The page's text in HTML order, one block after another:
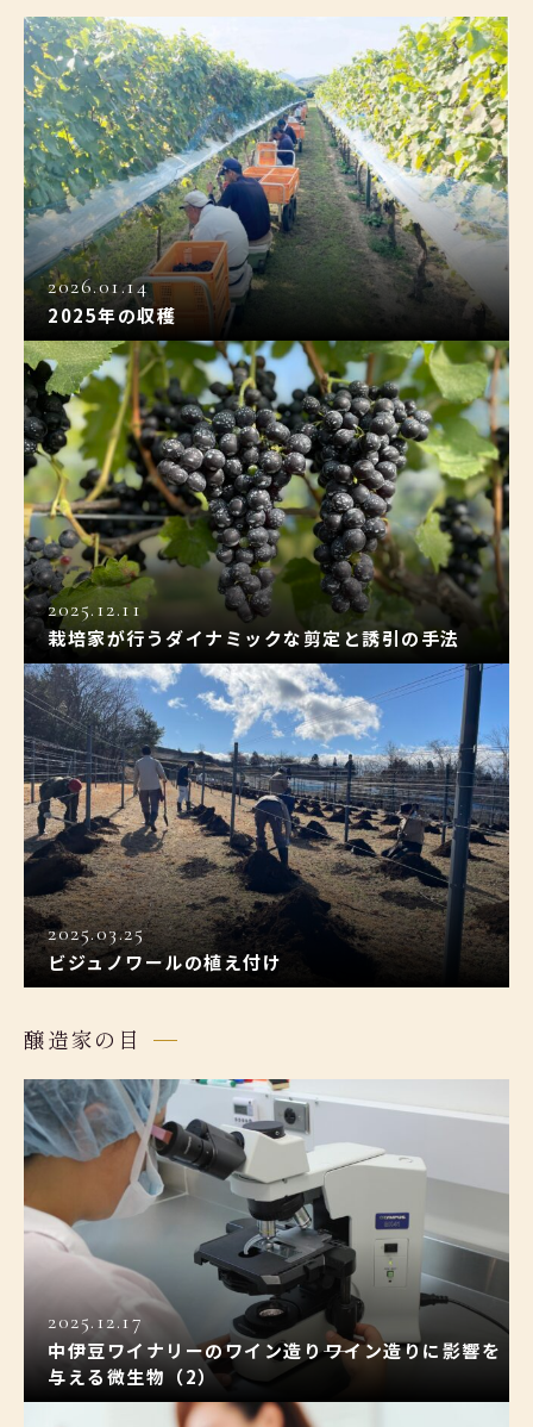
2026.01.14
2025年の収穫
2025.12.11
栽培家が行うダイナミックな剪定と誘引の手法
2025.03.25
ビジュノワールの植え付け
醸造家の目
2025.12.17
中伊豆ワイナリーのワイン造り――ワイン造りに影響を
与える微生物（2）